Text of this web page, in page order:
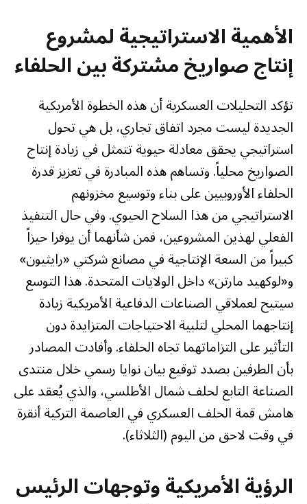
الأهمية الاستراتيجية لمشروع
إنتاج صواريخ مشتركة بين الحلفاء
تؤكد التحليلات العسكرية أن هذه الخطوة الأمريكية
الجديدة ليست مجرد اتفاق تجاري، بل هي تحول
استراتيجي يحقق معادلة حيوية تتمثل في زيادة إنتاج
الصواريخ محلياً. وتساهم هذه المبادرة في تعزيز قدرة
الحلفاء الأوروبيين على بناء وتوسيع مخزونهم
الاستراتيجي من هذا السلاح الحيوي. وفي حال التنفيذ
الفعلي لهذين المشروعين، فمن شأنهما أن يوفرا حيزاً
كبيراً من السعة الإنتاجية في مصانع شركتي «رايثيون»
و«لوكهيد مارتن» داخل الولايات المتحدة. هذا التوسع
سيتيح لعملاقي الصناعات الدفاعية الأمريكية زيادة
إنتاجهما المحلي لتلبية الاحتياجات المتزايدة دون
التأثير على التزاماتهما تجاه الحلفاء. وأفادت المصادر
بأن الطرفين بصدد توقيع بيان نوايا رسمي خلال منتدى
الصناعة التابع لحلف شمال الأطلسي، والذي يُعقد على
هامش قمة الحلف العسكري في العاصمة التركية أنقرة
في وقت لاحق من اليوم (الثلاثاء).
الرؤية الأمريكية وتوجهات الرئيس